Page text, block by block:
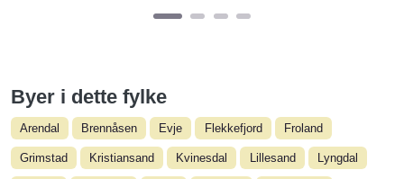
Byer i dette fylke
Arendal Brennåsen Evje Flekkefjord Froland
Grimstad Kristiansand Kvinesdal Lillesand Lyngdal